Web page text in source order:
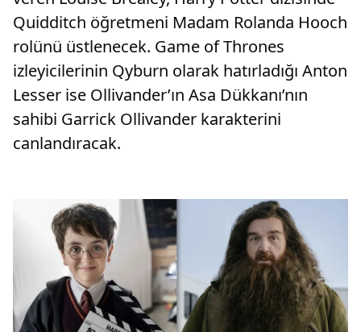
Quidditch öğretmeni Madam Rolanda Hooch
rolünü üstlenecek. Game of Thrones
izleyicilerinin Qyburn olarak hatırladığı Anton
Lesser ise Ollivander’ın Asa Dükkanı’nın
sahibi Garrick Ollivander karakterini
canlandıracak.